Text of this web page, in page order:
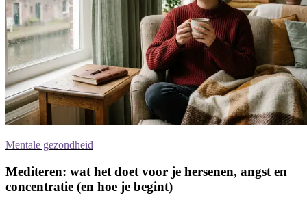
Mentale gezondheid
Mediteren: wat het doet voor je hersenen, angst en
concentratie (en hoe je begint)